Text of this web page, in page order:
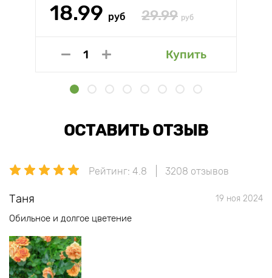
18.99 руб 29.99 руб
Купить
ОСТАВИТЬ ОТЗЫВ
Рейтинг: 4.8 3208 отзывов
Таня 19 ноя 2024
Обильное и долгое цветение